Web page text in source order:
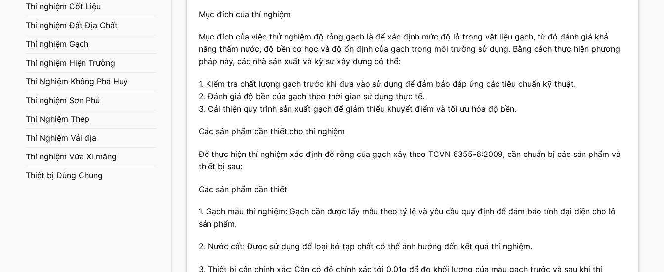
Thí nghiệm Cốt Liệu
Thí nghiệm Đất Địa Chất
Thí nghiệm Gạch
Thí nghiệm Hiện Trường
Thí Nghiệm Không Phá Huỷ
Thí nghiệm Sơn Phủ
Thí Nghiệm Thép
Thí Nghiệm Vải địa
Thí nghiệm Vữa Xi măng
Thiết bị Dùng Chung
Mục đích của thí nghiệm
Mục đích của việc thử nghiệm độ rỗng gạch là để xác định mức độ lỗ trong vật liệu gạch, từ đó đánh giá khả
năng thấm nước, độ bền cơ học và độ ổn định của gạch trong môi trường sử dụng. Bằng cách thực hiện phương
pháp này, các nhà sản xuất và kỹ sư xây dựng có thể:
1. Kiểm tra chất lượng gạch trước khi đưa vào sử dụng để đảm bảo đáp ứng các tiêu chuẩn kỹ thuật.
2. Đánh giá độ bền của gạch theo thời gian sử dụng thực tế.
3. Cải thiện quy trình sản xuất gạch để giảm thiểu khuyết điểm và tối ưu hóa độ bền.
Các sản phẩm cần thiết cho thí nghiệm
Để thực hiện thí nghiệm xác định độ rỗng của gạch xây theo TCVN 6355-6:2009, cần chuẩn bị các sản phẩm và
thiết bị sau:
Các sản phẩm cần thiết
1. Gạch mẫu thí nghiệm: Gạch cần được lấy mẫu theo tỷ lệ và yêu cầu quy định để đảm bảo tính đại diện cho lô
sản phẩm.
2. Nước cất: Được sử dụng để loại bỏ tạp chất có thể ảnh hưởng đến kết quả thí nghiệm.
3. Thiết bị cân chính xác: Cân có độ chính xác tới 0,01g để đo khối lượng của mẫu gạch trước và sau khi thí